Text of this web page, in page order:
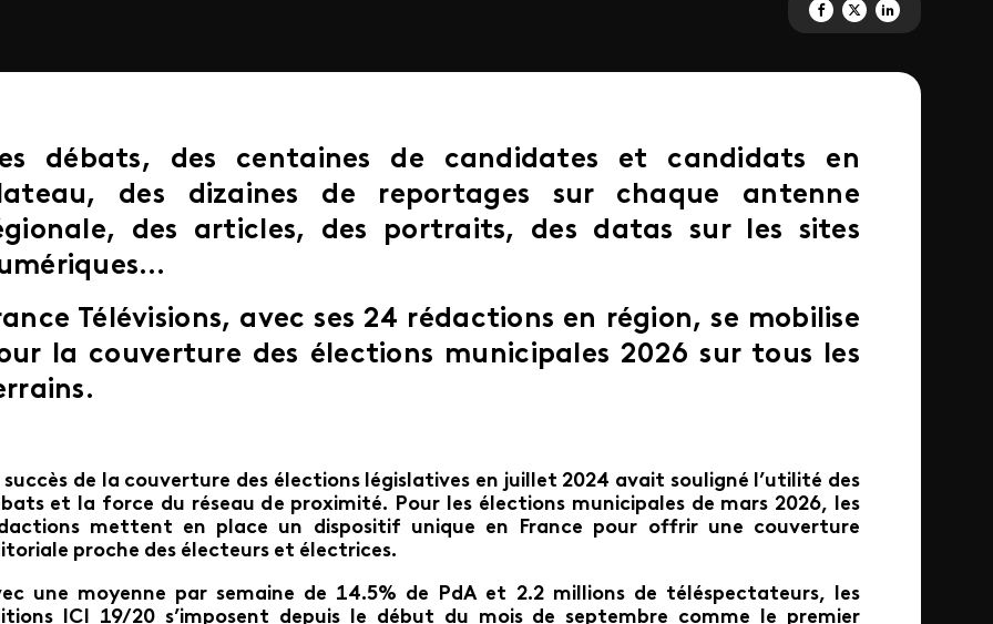
Partagez 'Les élections
Partagez 'Les élections
Partagez 'Les
débats, des centaines de candidates et candidats en
des dizaines de reportages sur chaque antenne
des articles, des portraits, des datas sur les sites
Télévisions, avec ses 24 rédactions en région, se mobilise
la couverture des élections municipales 2026 sur tous les
succès de la couverture des élections législatives en juillet 2024 avait souligné l’utilité des
et la force du réseau de proximité. Pour les élections municipales de mars 2026, les
mettent en place un dispositif unique en France pour offrir une couverture
proche des électeurs et électrices.
une moyenne par semaine de 14.5% de PdA et 2.2 millions de téléspectateurs, les
ICI 19/20 s’imposent depuis le début du mois de septembre comme le premier